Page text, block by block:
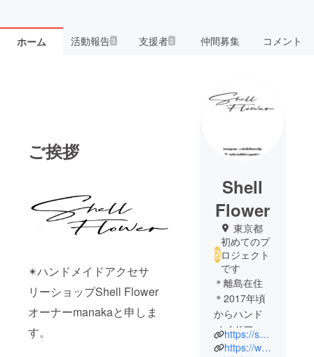
ホーム 活動報告3 支援者2 仲間募集 コメント
ご挨拶
✴︎ハンドメイドアクセサ
リーショップShell Flower
オーナーmanakaと申しま
す。
Shell
Flower
東京都
初めてのプ
ロジェクト
です
＊離島在住
＊2017年頃
からハンド
メイドアク
セサリー製
https://shellflower8.thebase.in/
https://www.instagram.com/shellflower8jo